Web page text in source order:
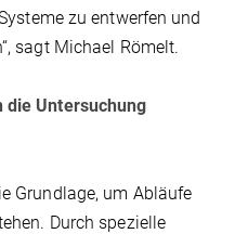
zu entwerfen und
sagt Michael Römelt.
die Untersuchung
Grundlage, um Abläufe
Durch spezielle